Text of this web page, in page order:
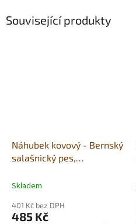
Související produkty
Náhubek kovový - Bernský
salašnický pes,
Skladem
401 Kč bez DPH
485 Kč